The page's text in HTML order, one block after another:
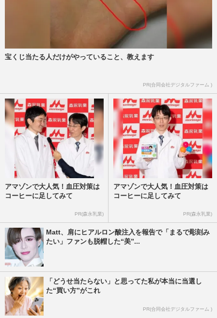
「檻の中で1か月以上餌も水も与えられ
ず…」ロシアの占領で“衰弱死”の悲劇とひ
とすじの“希望”を描く映…
宝くじ当たる人だけがやっていること、教えます
PR(合同会社デジタルファーム )
アマゾンで大人気！血圧対策は
コーヒーに足してみて
PR(森永乳業)
アマゾンで大人気！血圧対策は
コーヒーに足してみて
PR(森永乳業)
Matt、肩にヒアルロン酸注入を報告で「まるで彫刻み
たい」ファンも脱帽した“美”...
「どうせ当たらない」と思ってた私が本当に当選し
た“買い方”がこれ
PR(合同会社デジタルファーム )